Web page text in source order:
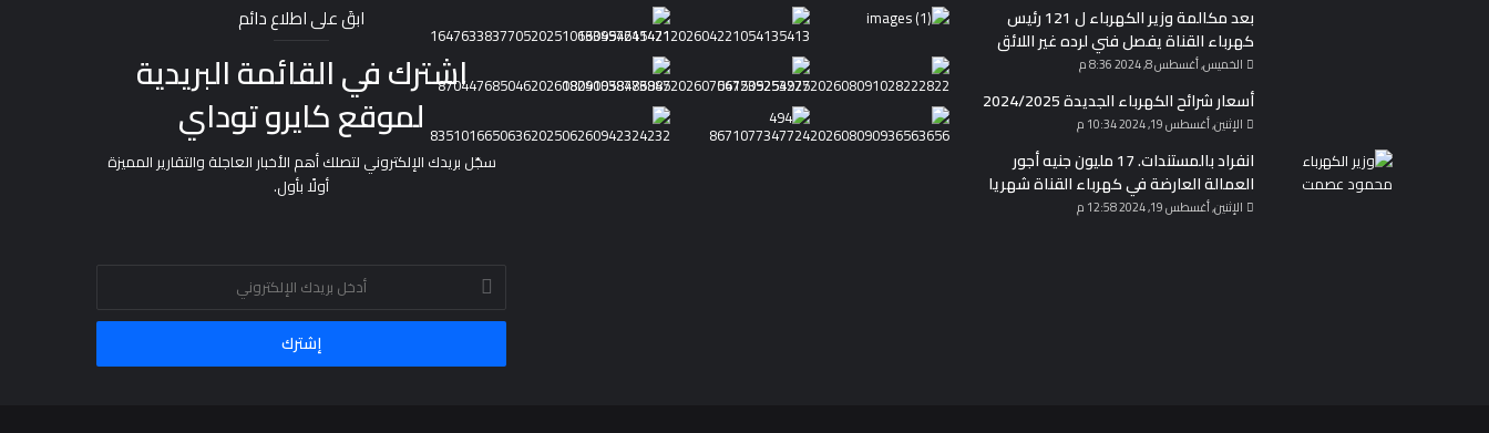
بعد مكالمة وزير الكهرباء ل 121 رئيس
كهرباء القناة يفصل فني لرده غير اللائق
الخميس, أغسطس 8, 2024 8:36 م
أسعار شرائح الكهرباء الجديدة 2024/2025
الإثنين, أغسطس 19, 2024 10:34 م
انفراد بالمستندات. 17 مليون جنيه أجور
العمالة العارضة في كهرباء القناة شهريا
الإثنين, أغسطس 19, 2024 12:58 م
ابقَ على اطلاع دائم
اشترك في القائمة البريدية
لموقع كايرو توداي
سجّل بريدك الإلكتروني لتصلك أهم الأخبار العاجلة والتقارير المميزة
أولًا بأول.
أدخل
بريدك
الإلكتروني